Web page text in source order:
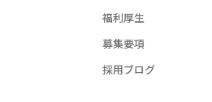
福利厚生
募集要項
採用ブログ